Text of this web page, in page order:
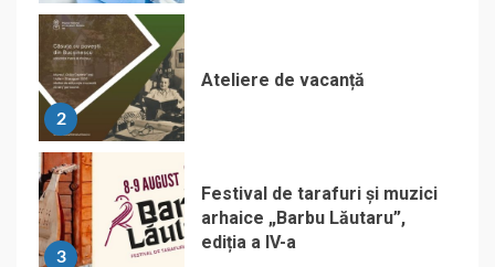
2
Ateliere de vacanță
3
Festival de tarafuri și muzici
arhaice „Barbu Lăutaru”,
ediția a IV-a